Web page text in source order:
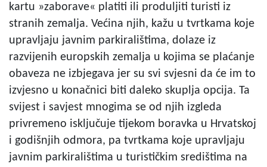
kartu »zaborave« platiti ili produljiti turisti iz
stranih zemalja. Većina njih, kažu u tvrtkama koje
upravljaju javnim parkiralištima, dolaze iz
razvijenih europskih zemalja u kojima se plaćanje
obaveza ne izbjegava jer su svi svjesni da će im to
izvjesno u konačnici biti daleko skuplja opcija. Ta
svijest i savjest mnogima se od njih izgleda
privremeno isključuje tijekom boravka u Hrvatskoj
i godišnjih odmora, pa tvrtkama koje upravljaju
javnim parkiralištima u turističkim središtima na